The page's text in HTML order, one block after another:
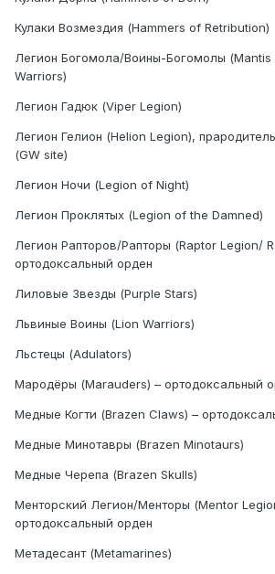
Кулаки Возмездия (Hammers of Retribution)
Легион Богомола/Воины-Богомолы (Mantis
Warriors)
Легион Гадюк (Viper Legion)
Легион Гелион (Helion Legion),
(GW site)
Легион Ночи (Legion of Night)
Легион Проклятых (Legion of the Damned)
Легион Рапторов/Рапторы (Raptor Legion/
ортодоксальный орден
Лиловые Звезды (Purple Stars)
Львиные Воины (Lion Warriors)
Льстецы (Adulators)
Мародёры (Marauders) – ортодоксальный
Медные Когти (Brazen Claws) –
Медные Минотавры (Brazen Minotaurs)
Медные Черепа (Brazen Skulls)
Менторский Легион/Менторы (Mentor
ортодоксальный орден
Метадесант (Metamarines)